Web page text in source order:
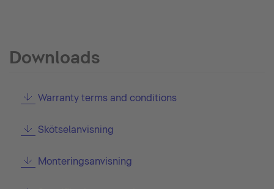
Downloads
Warranty terms and conditions
Skötselanvisning
Monteringsanvisning